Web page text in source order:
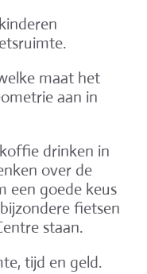
maat het
aan in
drinken in
over de
een goede keus
fietsen
staan.
tijd en geld.